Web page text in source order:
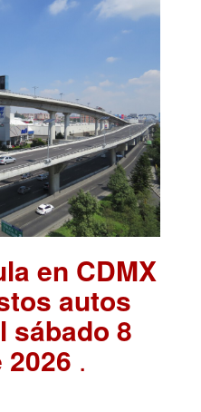
en CDMX
autos
sábado 8
.